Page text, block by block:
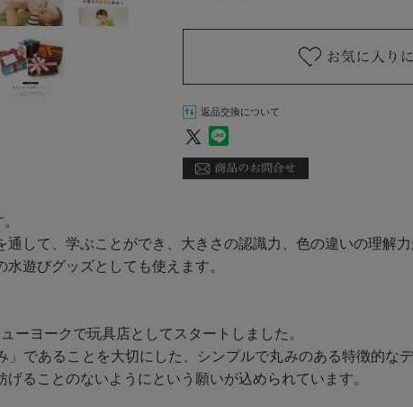
返品交換について
して、学ぶことができ、大きさの認識力、色の違いの理解力
遊びグッズとしても使えます。
ーヨークで玩具店としてスタートしました。
」であることを大切にした、シンプルで丸みのある特徴的な
ることのないようにという願いが込められています。